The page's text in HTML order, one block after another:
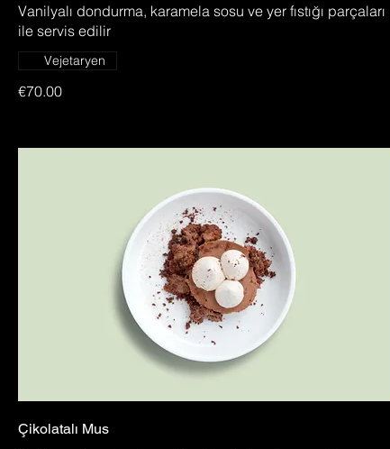
Vanilyalı dondurma, karamela sosu ve yer fıstığı parçaları
ile servis edilir
€70.00
Vejetaryen
Çikolatalı Mus